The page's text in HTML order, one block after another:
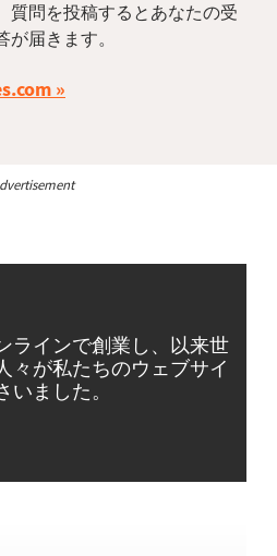
質問を投稿するとあなたの受
届きます。
ラインで創業し、以来世
々が私たちのウェブサイ
いました。